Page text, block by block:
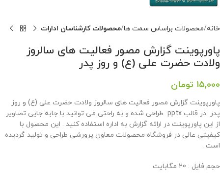
خانه محصولات براساس سمت ها محصولات کارشناسان ادارات
پاورپوینت گزارش مصور فعالیت های سالروز
ولادت حضرت علی (ع) و روز پدر
15,000 تومان
پاورپوینت گزارش مصور فعالیت های سالروز ولادت حضرت علی (ع) و روز
پدر در قالب pptx طراحی شده و به راحتی می توانید با جابه جایی تصاویر
از این پاورپوینت در ارائه گزارش به اداره استفاده کنید . این محصول با
کیفیتی عالی در فروشگاه محصولات معاون پرورشی طراحی و تولید گردیده
است .
حجم فایل : 20 مگابایت